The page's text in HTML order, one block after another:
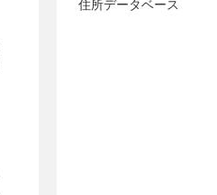
住所データベース